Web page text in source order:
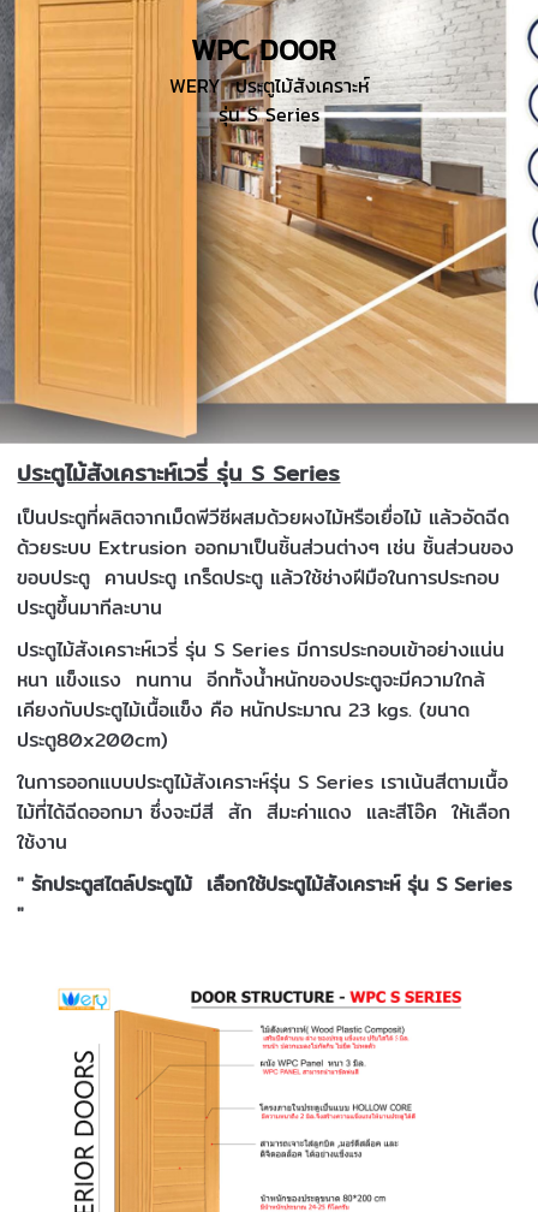
WPC DOOR
WERY ประตูไม้สังเคราะห์
รุ่น S Series
ประตูไม้สังเคราะห์เวรี่ รุ่น S Series
เป็นประตูที่ผลิตจากเม็ดพีวีซีผสมด้วยผงไม้หรือเยื่อไม้ แล้วอัดฉีด
ด้วยระบบ Extrusion ออกมาเป็นชิ้นส่วนต่างๆ เช่น ชิ้นส่วนของ
ขอบประตู คานประตู เกร็ดประตู แล้วใช้ช่างฝีมือในการประกอบ
ประตูขึ้นมาทีละบาน
ประตูไม้สังเคราะห์เวรี่ รุ่น S Series มีการประกอบเข้าอย่างแน่น
หนา แข็งแรง ทนทาน อีกทั้งน้ำหนักของประตูจะมีความใกล้
เคียงกับประตูไม้เนื้อแข็ง คือ หนักประมาณ 23 kgs. (ขนาด
ประตู80x200cm)
ในการออกแบบประตูไม้สังเคราะห์รุ่น S Series เราเน้นสีตามเนื้อ
ไม้ที่ได้ฉีดออกมา ซึ่งจะมีสี สัก สีมะค่าแดง และสีโอ๊ค ให้เลือก
ใช้งาน
" รักประตูสไตล์ประตูไม้ เลือกใช้ประตูไม้สังเคราะห์ รุ่น S Series
"